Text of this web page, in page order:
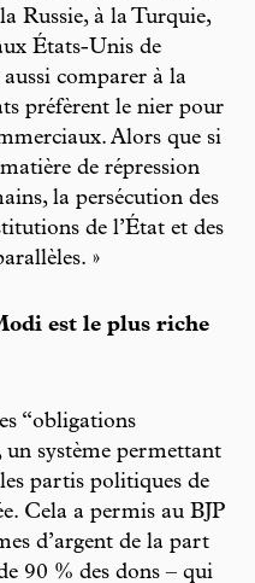
Russie, à la Turquie,
États-Unis de
comparer à la
préfèrent le nier pour
Alors que si
de répression
la persécution des
de l’État et des
»
est le plus riche
“obligations
un système permettant
partis politiques de
Cela a permis au BJP
d’argent de la part
90 % des dons – qui